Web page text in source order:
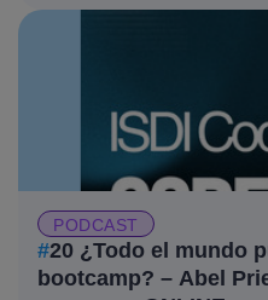
PODCAST
#20 ¿Todo el mundo
bootcamp? – Abel